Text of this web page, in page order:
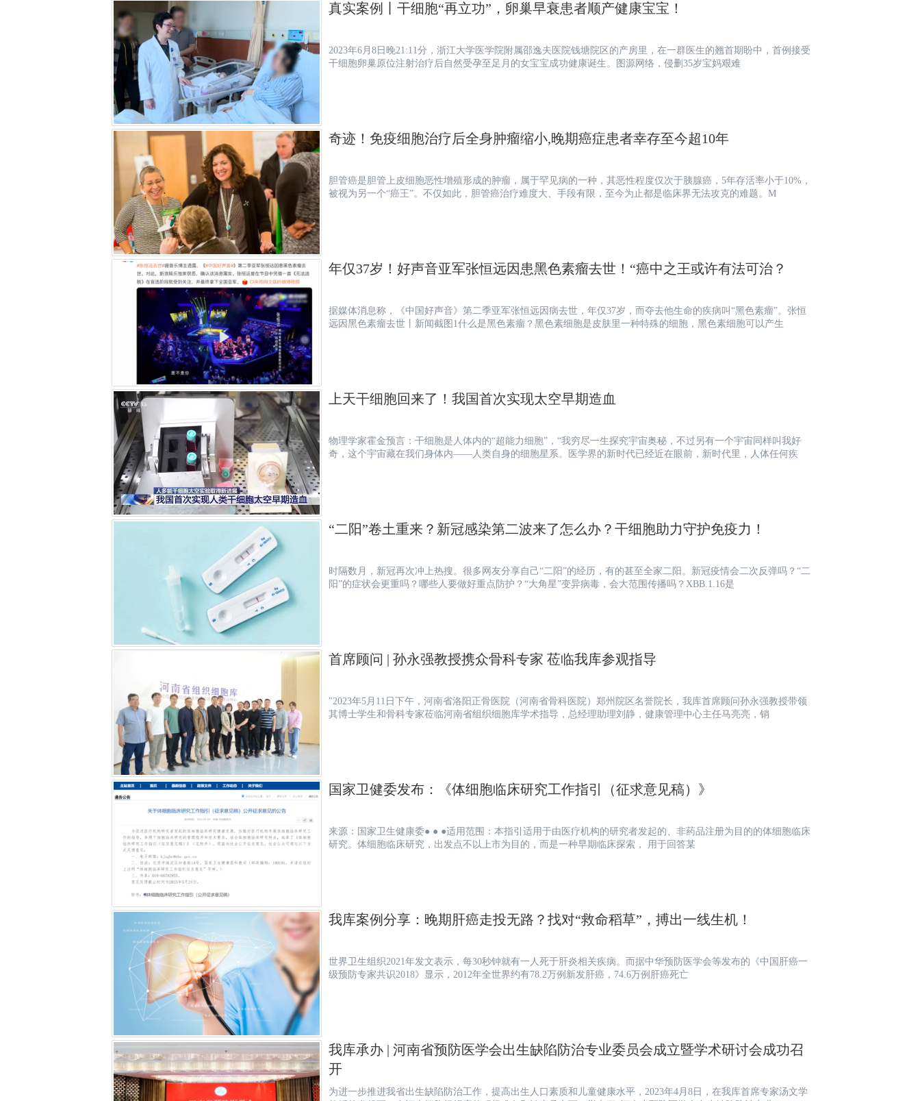
真实案例丨干细胞“再立功”，卵巢早衰患者顺产健康宝宝！
2023年6月8日晚21:11分，浙江大学医学院附属邵逸夫医院钱塘院区的产房里，在一群医生的翘首期盼中，首例接受
干细胞卵巢原位注射治疗后自然受孕至足月的女宝宝成功健康诞生。图源网络，侵删35岁宝妈艰难
奇迹！免疫细胞治疗后全身肿瘤缩小,晚期癌症患者幸存至今超10年
胆管癌是胆管上皮细胞恶性增殖形成的肿瘤，属于罕见病的一种，其恶性程度仅次于胰腺癌，5年存活率小于10%，
被视为另一个“癌王”。不仅如此，胆管癌治疗难度大、手段有限，至今为止都是临床界无法攻克的难题。M
年仅37岁！好声音亚军张恒远因患黑色素瘤去世！“癌中之王或许有法可治？
据媒体消息称，《中国好声音》第二季亚军张恒远因病去世，年仅37岁，而夺去他生命的疾病叫“黑色素瘤”。张恒
远因黑色素瘤去世丨新闻截图1什么是黑色素瘤？黑色素细胞是皮肤里一种特殊的细胞，黑色素细胞可以产生
上天干细胞回来了！我国首次实现太空早期造血
物理学家霍金预言：干细胞是人体内的“超能力细胞”，“我穷尽一生探究宇宙奥秘，不过另有一个宇宙同样叫我好
奇，这个宇宙藏在我们身体内——人类自身的细胞星系。医学界的新时代已经近在眼前，新时代里，人体任何疾
“二阳”卷土重来？新冠感染第二波来了怎么办？干细胞助力守护免疫力！
时隔数月，新冠再次冲上热搜。很多网友分享自己“二阳”的经历，有的甚至全家二阳。新冠疫情会二次反弹吗？“二
阳”的症状会更重吗？哪些人要做好重点防护？“大角星”变异病毒，会大范围传播吗？XBB.1.16是
首席顾问 | 孙永强教授携众骨科专家 莅临我库参观指导
"2023年5月11日下午，河南省洛阳正骨医院（河南省骨科医院）郑州院区名誉院长，我库首席顾问孙永强教授带领
其博士学生和骨科专家莅临河南省组织细胞库学术指导，总经理助理刘静，健康管理中心主任马亮亮，销
国家卫健委发布：《体细胞临床研究工作指引（征求意见稿）》
来源：国家卫生健康委● ● ●适用范围：本指引适用于由医疗机构的研究者发起的、非药品注册为目的的体细胞临床
研究。体细胞临床研究，出发点不以上市为目的，而是一种早期临床探索， 用于回答某
我库案例分享：晚期肝癌走投无路？找对“救命稻草”，搏出一线生机！
世界卫生组织2021年发文表示，每30秒钟就有一人死于肝炎相关疾病。而据中华预防医学会等发布的《中国肝癌一
级预防专家共识2018》显示，2012年全世界约有78.2万例新发肝癌，74.6万例肝癌死亡
我库承办 | 河南省预防医学会出生缺陷防治专业委员会成立暨学术研讨会成功召
开
为进一步推进我省出生缺陷防治工作，提高出生人口素质和儿童健康水平，2023年4月8日，在我库首席专家汤文学